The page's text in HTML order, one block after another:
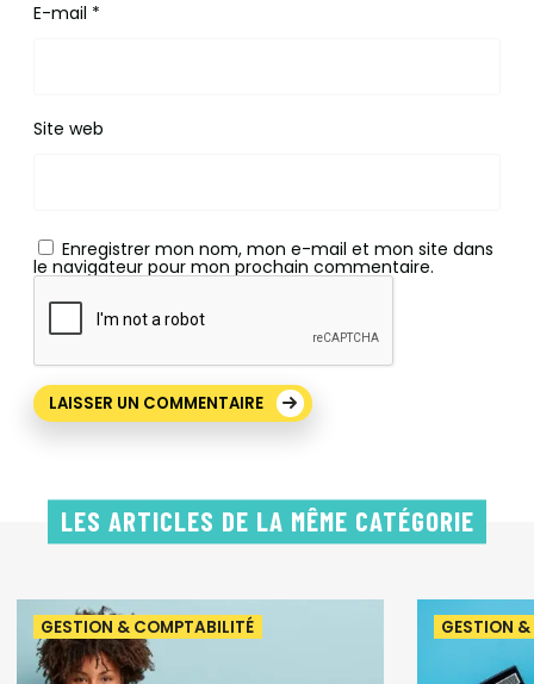
E-mail *
Site web
Enregistrer mon nom, mon e-mail et mon site dans
le navigateur pour mon prochain commentaire.
LES ARTICLES DE LA MÊME CATÉGORIE
GESTION & COMPTABILITÉ GESTION